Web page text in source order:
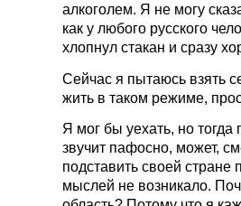
алкоголем. Я не могу
как у любого русского
хлопнул стакан и сразу
Сейчас я пытаюсь взять
жить в таком режиме,
Я мог бы уехать, но
звучит пафосно, может,
подставить своей стране
мыслей не возникало.